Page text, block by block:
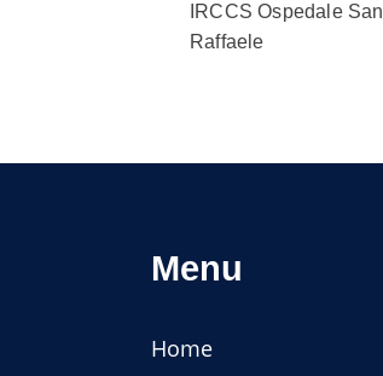
IRCCS Ospedale San
Raffaele
Menu
Home